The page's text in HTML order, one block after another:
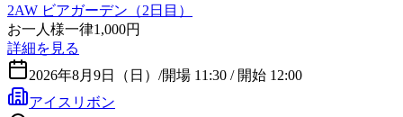
2AW ビアガーデン（2日目）
お一人様一律1,000円
詳細を見る
2026年8月9日（日） /開場 11:30 / 開始 12:00
アイスリボン